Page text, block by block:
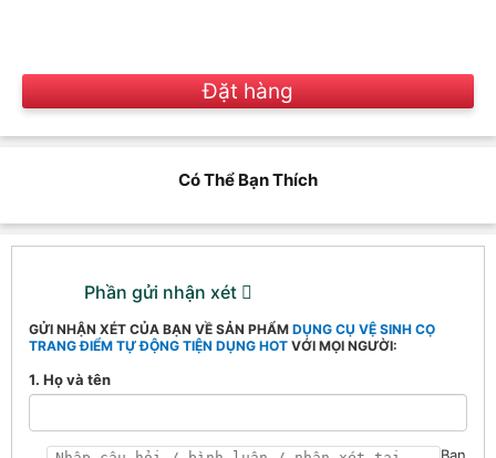
Đặt hàng
Có Thể Bạn Thích
Phần gửi nhận xét
GỬI NHẬN XÉT CỦA BẠN VỀ SẢN PHẨM DỤNG CỤ VỆ SINH CỌ
TRANG ĐIỂM TỰ ĐỘNG TIỆN DỤNG HOT VỚI MỌI NGƯỜI:
1. Họ và tên